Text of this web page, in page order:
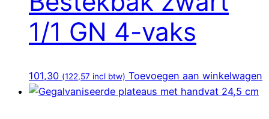
1/1 GN 4-vaks
101,30 (122,57 incl btw) Toevoegen aan winkelwagen